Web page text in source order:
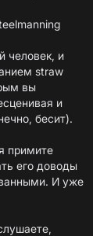
человек, и
straw
вы
и
бесит).
примите
его доводы
И уже